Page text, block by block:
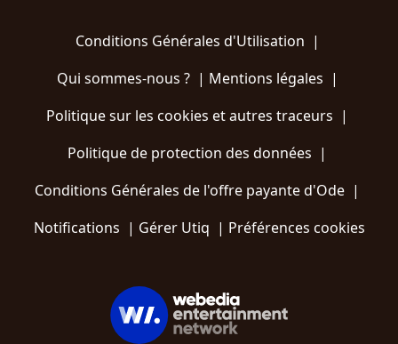
Conditions Générales d'Utilisation |
Qui sommes-nous ?| Mentions légales |
Politique sur les cookies et autres traceurs |
Politique de protection des données |
Conditions Générales de l'offre payante d'Ode |
Notifications | Gérer Utiq | Préférences cookies